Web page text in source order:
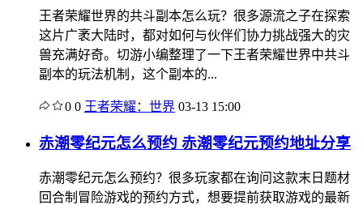
王者荣耀世界的共斗副本怎么玩？很多源流之子在探索
这片广袤大陆时，都对如何与伙伴们协力挑战强大的灾
兽充满好奇。切游小编整理了一下王者荣耀世界中共斗
副本的玩法机制，这个副本的...
0 0 王者荣耀：世界 03-13 15:00
赤潮零纪元怎么预约 赤潮零纪元预约地址分享
赤潮零纪元怎么预约？很多玩家都在询问这款末日题材
回合制冒险游戏的预约方式，想要提前获取游戏的最新